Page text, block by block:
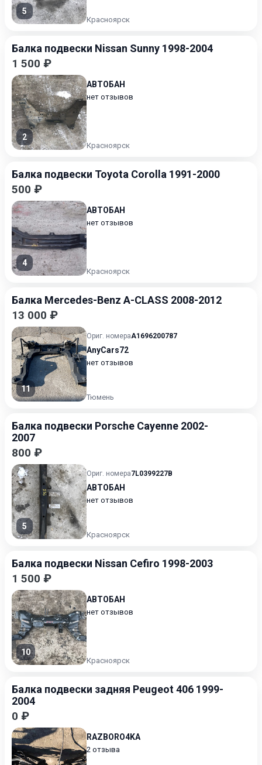
5
Красноярск
Балка подвески Nissan Sunny 1998-2004
1 500 ₽
2
АВТОБАН
нет отзывов
Красноярск
Балка подвески Toyota Corolla 1991-2000
500 ₽
4
АВТОБАН
нет отзывов
Красноярск
Балка Mercedes-Benz A-CLASS 2008-2012
13 000 ₽
11
Ориг. номераA1696200787
AnyCars72
нет отзывов
Тюмень
Балка подвески Porsche Cayenne 2002-
2007
800 ₽
5
Ориг. номера7L0399227B
АВТОБАН
нет отзывов
Красноярск
Балка подвески Nissan Cefiro 1998-2003
1 500 ₽
10
АВТОБАН
нет отзывов
Красноярск
Балка подвески задняя Peugeot 406 1999-
2004
0 ₽
RAZBORO4KA
2 отзыва